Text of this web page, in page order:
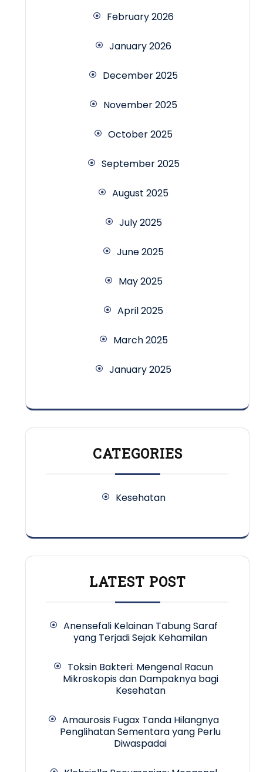
February 2026
January 2026
December 2025
November 2025
October 2025
September 2025
August 2025
July 2025
June 2025
May 2025
April 2025
March 2025
January 2025
CATEGORIES
Kesehatan
LATEST POST
Anensefali Kelainan Tabung Saraf
yang Terjadi Sejak Kehamilan
Toksin Bakteri: Mengenal Racun
Mikroskopis dan Dampaknya bagi
Kesehatan
Amaurosis Fugax Tanda Hilangnya
Penglihatan Sementara yang Perlu
Diwaspadai